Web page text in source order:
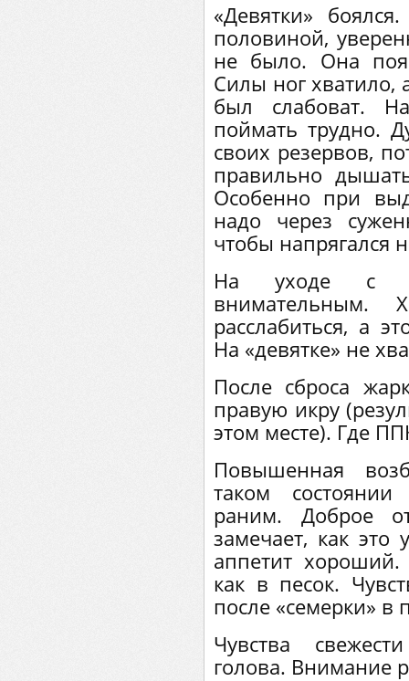
«Девятки»
половиной,
не было. Она
Силы ног хватило,
был слабоват.
поймать трудно.
своих резервов,
правильно
Особенно при
надо через
чтобы напрягался
На уходе с
внимательным.
расслабиться, а
На «девятке» не
После сброса
правую икру
этом месте). Где
Повышенная
таком
раним. Доброе
замечает, как это
аппетит
как в песок.
после «семерки» в
Чувства
голова. Внимание